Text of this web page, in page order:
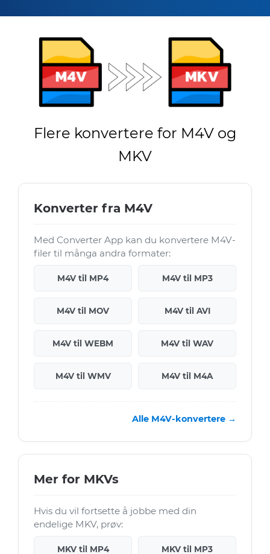
Flere konvertere for M4V og
MKV
Konverter fra M4V
Med Converter App kan du konvertere M4V-
filer til många andra formater:
M4V til MP4 M4V til MP3
M4V til MOV M4V til AVI
M4V til WEBM M4V til WAV
M4V til WMV M4V til M4A
Alle M4V-konvertere →
Mer for MKVs
Hvis du vil fortsette å jobbe med din
endelige MKV, prøv:
MKV til MP4 MKV til MP3